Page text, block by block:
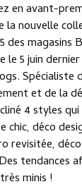
en avant-
la nouvelle
des magasins
le 5 juin
Spécialiste
et de la
4 styles
chic, déco
revisitée,
tendances
minis !